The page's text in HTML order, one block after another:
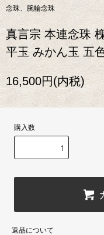
念珠、腕輪念珠
真言宗 本連念珠
平玉 みかん玉 五
16,500円(内税)
購入数
返品について